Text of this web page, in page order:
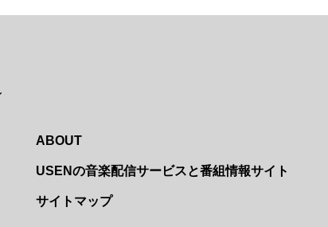
ABOUT
USENの音楽配信サービスと番組情報サイト
サイトマップ